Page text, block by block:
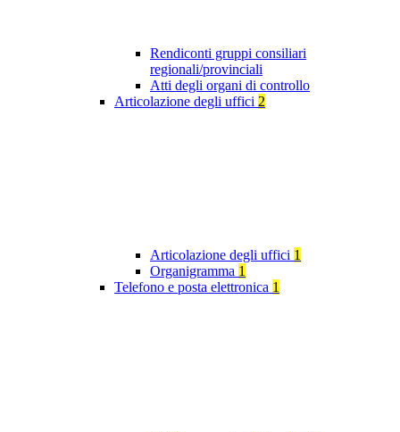
Rendiconti gruppi consiliari
regionali/provinciali
Atti degli organi di controllo
Articolazione degli uffici 2
Articolazione degli uffici 1
Organigramma 1
Telefono e posta elettronica 1